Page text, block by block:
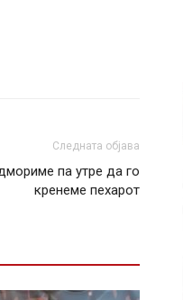
Следната објава
па утре да го
кренеме пехарот